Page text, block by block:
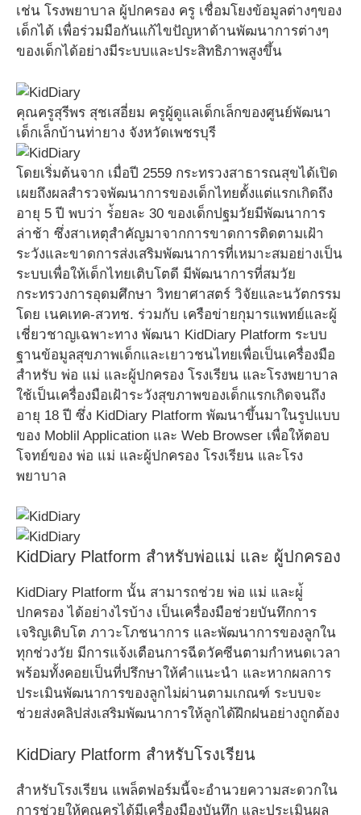
เช่น โรงพยาบาล ผู้ปกครอง ครู เชื่อมโยงข้อมูลต่างๆของ
เด็กได้ เพื่อร่วมมือกันแก้ไขปัญหาด้านพัฒนาการต่างๆ
ของเด็กได้อย่างมีระบบและประสิทธิภาพสูงขึ้น
คุณครูสุรีพร สุชเสอี่ยม ครูผู้ดูแลเด็กเล็กของศูนย์พัฒนา
เด็กเล็กบ้านท่ายาง จังหวัดเพชรบุรี
โดยเริ่มต้นจาก เมื่อปี 2559 กระทรวงสาธารณสุขได้เปิด
เผยถึงผลสำรวจพัฒนาการของเด็กไทยตั้งแต่แรกเกิดถึง
อายุ 5 ปี พบว่า ร่้อยละ 30 ของเด็กปฐมวัยมีพัฒนาการ
ล่าช้า ซึ่งสาเหตุสำคัญมาจากการขาดการติดตามเฝ้า
ระวังและขาดการส่งเสริมพัฒนาการที่เหมาะสมอย่างเป็น
ระบบเพื่อให้เด็กไทยเติบโตดี มีพัฒนาการที่สมวัย
กระทรวงการอุดมศึกษา วิทยาศาสตร์ วิจัยและนวัตกรรม
โดย เนคเทค-สวทช. ร่วมกับ เครือข่ายกุมารแพทย์และผู้
เชี่ยวชาญเฉพาะทาง พัฒนา KidDiary Platform ระบบ
ฐานข้อมูลสุขภาพเด็กและเยาวชนไทยเพื่อเป็นเครื่องมือ
สำหรับ พ่อ แม่ และผู้ปกครอง โรงเรียน และโรงพยาบาล
ใช้เป็นเครื่องมือเฝ้าระวังสุขภาพของเด็กแรกเกิดจนถึง
อายุ 18 ปี ซึ่ง KidDiary Platform พัฒนาขึ้นมาในรูปแบบ
ของ Moblil Application และ Web Browser เพื่อให้ตอบ
โจทย์ของ พ่อ แม่ และผู้ปกครอง โรงเรียน และโรง
พยาบาล
KidDiary Platform สำหรับพ่อแม่ และ ผู้ปกครอง
KidDiary Platform นั้น สามารถช่วย พ่อ แม่ และผู่้
ปกครอง ได้อย่างไรบ้าง เป็นเครื่องมือช่วยบันทึกการ
เจริญเติบโต ภาวะโภชนาการ และพัฒนาการของลูกใน
ทุกช่วงวัย มีการแจ้งเตือนการฉีดวัคซีนตามกำหนดเวลา
พร้อมทั้งคอยเป็นที่ปรึกษาให้คำแนะนำ และหากผลการ
ประเมินพัฒนาการของลูกไม่ผ่านตามเกณฑ์ ระบบจะ
ช่วยส่งคลิปส่งเสริมพัฒนาการให้ลูกได้ฝึกฝนอย่างถูกต้อง
KidDiary Platform สำหรับโรงเรียน
สำหรับโรงเรียน แพล็ตฟอร์มนี้จะอำนวยความสะดวกใน
การช่วยให้คุณครูได้มีเครื่องมืองบันทึก และประเมินผล